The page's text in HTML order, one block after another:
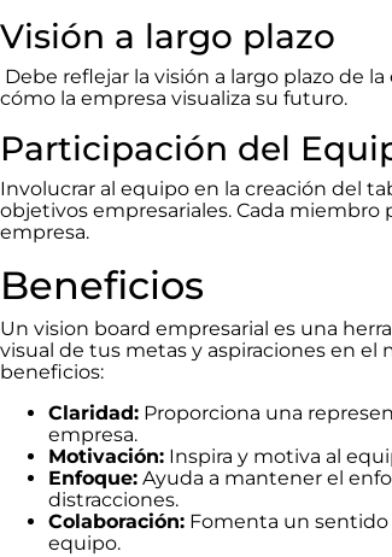
Visión a largo plazo
Debe reflejar la visión a largo plazo de
cómo la empresa visualiza su futuro.
Participación del
Involucrar al equipo en la creación del
objetivos empresariales. Cada miembro
empresa.
Beneficios
Un vision board empresarial es una
visual de tus metas y aspiraciones en
beneficios:
Claridad: Proporciona una
empresa.
Motivación: Inspira y motiva al
Enfoque: Ayuda a mantener el
distracciones.
Colaboración: Fomenta un sentido
equipo.